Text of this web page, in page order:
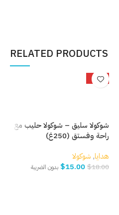
RELATED PRODUCTS
-17%
شوكولا سليق – شوكولا حليب مع
راحة وفستق (250غ)
هدايا, شوكولا
$18.00
$15.00 بدون الضريبة